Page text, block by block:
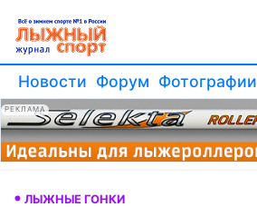
Новости Форум Фотографии
РЕКЛАМА
ЛЫЖНЫЕ ГОНКИ